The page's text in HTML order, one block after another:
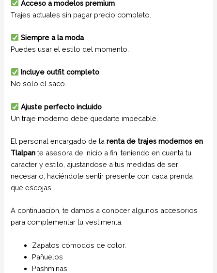
Acceso a modelos premium
Trajes actuales sin pagar precio completo.
Siempre a la moda
Puedes usar el estilo del momento.
Incluye outfit completo
No solo el saco.
Ajuste perfecto incluido
Un traje moderno debe quedarte impecable.
El personal encargado de la renta de trajes modernos en
Tlalpan te asesora de inicio a fin, teniendo en cuenta tu
carácter y estilo, ajustándose a tus medidas de ser
necesario, haciéndote sentir presente con cada prenda
que escojas.
A continuación, te damos a conocer algunos accesorios
para complementar tu vestimenta.
Zapatos cómodos de color.
Pañuelos
Pashminas